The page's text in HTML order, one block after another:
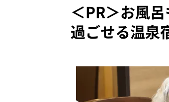
＜PR＞お風
過ごせる温泉